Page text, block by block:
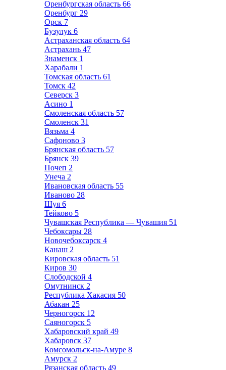
Оренбургская область 66
Оренбург 29
Орск 7
Бузулук 6
Астраханская область 64
Астрахань 47
Знаменск 1
Харабали 1
Томская область 61
Томск 42
Северск 3
Асино 1
Смоленская область 57
Смоленск 31
Вязьма 4
Сафоново 3
Брянская область 57
Брянск 39
Почеп 2
Унеча 2
Ивановская область 55
Иваново 28
Шуя 6
Тейково 5
Чувашская Республика — Чувашия 51
Чебоксары 28
Новочебоксарск 4
Канаш 2
Кировская область 51
Киров 30
Слободской 4
Омутнинск 2
Республика Хакасия 50
Абакан 25
Черногорск 12
Саяногорск 5
Хабаровский край 49
Хабаровск 37
Комсомольск-на-Амуре 8
Амурск 2
Рязанская область 49